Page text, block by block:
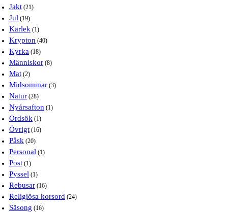
Jakt (21)
Jul (19)
Kärlek (1)
Krypton (40)
Kyrka (18)
Människor (8)
Mat (2)
Midsommar (3)
Natur (28)
Nyårsafton (1)
Ordsök (1)
Övrigt (16)
Påsk (20)
Personal (1)
Post (1)
Pyssel (1)
Rebusar (16)
Religiösa korsord (24)
Säsong (16)